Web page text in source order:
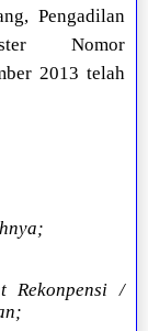
Pengadilan
Nomor
2013 telah
Rekonpensi /